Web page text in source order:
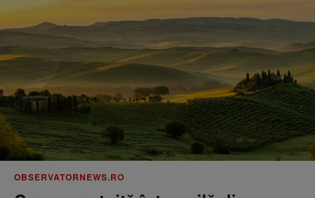
OBSERVATORNEWS.RO